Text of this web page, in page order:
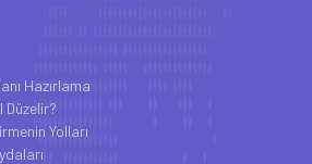
Hazırlama
Düzelir?
Yolları